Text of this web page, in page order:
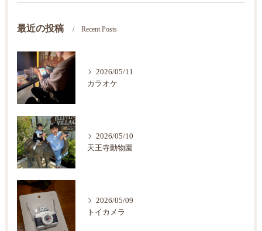
最近の投稿 Recent Posts
2026/05/11
カラオケ
2026/05/10
天王寺動物園
2026/05/09
トイカメラ